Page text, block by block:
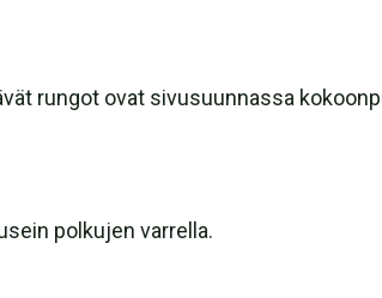
rungot ovat sivusuunnassa
polkujen varrella.